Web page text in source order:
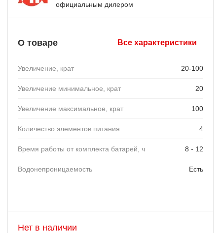
официальным дилером
О товаре Все характеристики
Увеличение, крат 20-100
Увеличение минимальное, крат 20
Увеличение максимальное, крат 100
Количество элементов питания 4
Время работы от комплекта батарей, ч 8 - 12
Водонепроницаемость Есть
Нет в наличии